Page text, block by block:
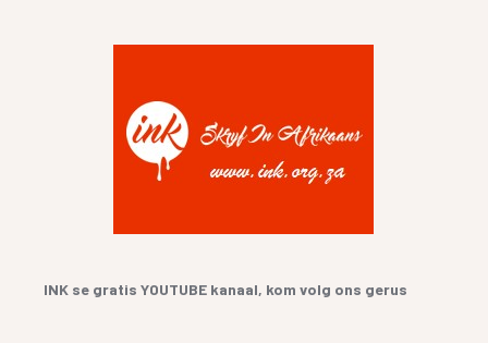
INK se gratis YOUTUBE kanaal, kom volg ons gerus